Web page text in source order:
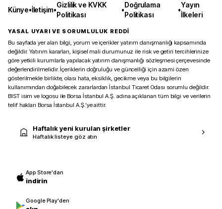
Künye•İletişim•
Gizlilik ve KVKK
Politikası
•
Doğrulama
Politikası
•
Yayın
İlkeleri
YASAL UYARI VE SORUMLULUK REDDİ
Bu sayfada yer alan bilgi, yorum ve içerikler yatırım danışmanlığı kapsamında
değildir. Yatırım kararları, kişisel mali durumunuz ile risk ve getiri tercihlerinize
göre yetkili kurumlarla yapılacak yatırım danışmanlığı sözleşmesi çerçevesinde
değerlendirilmelidir. İçeriklerin doğruluğu ve güncelliği için azami özen
gösterilmekle birlikte, olası hata, eksiklik, gecikme veya bu bilgilerin
kullanımından doğabilecek zararlardan İstanbul Ticaret Odası sorumlu değildir.
BIST isim ve logosu ile Borsa İstanbul A.Ş. adına açıklanan tüm bilgi ve verilerin
telif hakları Borsa İstanbul A.Ş.’ye aittir.
Haftalık yeni kurulan şirketler
Haftalık listeye göz atın
App Store'dan
indirin
Google Play'den